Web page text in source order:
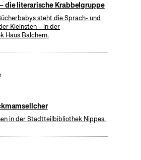
die literarische Krabbelgruppe
steht die Sprach- und
Kleinsten – in der
Haus Balchem.
in der Stadtteilbibliothek Nippes.